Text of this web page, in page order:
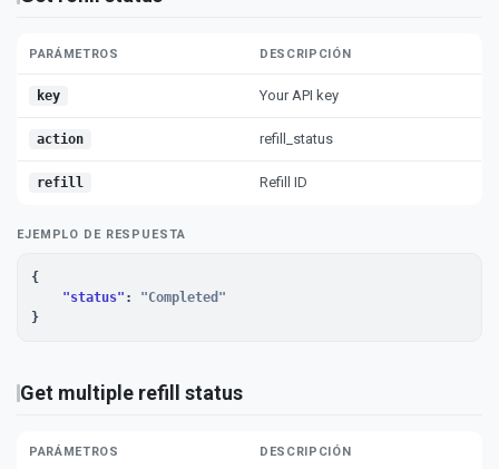
PARÁMETROS DESCRIPCIÓN
key Your API key
action refill_status
refill Refill ID
EJEMPLO DE RESPUESTA
{
"status" : "Completed"
}
Get multiple refill status
PARÁMETROS DESCRIPCIÓN